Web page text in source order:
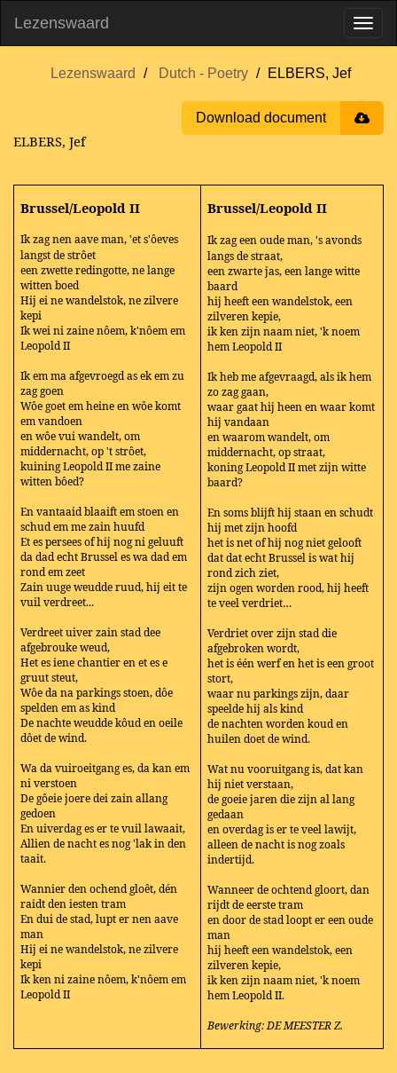
Lezenswaard
Lezenswaard Dutch - Poetry ELBERS, Jef
Download document
ELBERS, Jef
Brussel/Leopold II
Ik zag nen aave man, 'et s'ôeves
langst de strôet
een zwette redingotte, ne lange
witten boed
Hij ei ne wandelstok, ne zilvere
kepi
Ik wei ni zaine nôem, k'nôem em
Leopold II
Ik em ma afgevroegd as ek em zu
zag goen
Wôe goet em heine en wôe komt
em vandoen
en wôe vui wandelt, om
middernacht, op 't strôet,
kuining Leopold II me zaine
witten bôed?
En vantaaid blaaift em stoen en
schud em me zain huufd
Et es persees of hij nog ni geluuft
da dad echt Brussel es wa dad em
rond em zeet
Zain uuge weudde ruud, hij eit te
vuil verdreet...
Verdreet uiver zain stad dee
afgebrouke weud,
Het es iene chantier en et es e
gruut steut,
Wôe da na parkings stoen, dôe
spelden em as kind
De nachte weudde kôud en oeile
dôet de wind.
Wa da vuiroeitgang es, da kan em
ni verstoen
De gôeie joere dei zain allang
gedoen
En uiverdag es er te vuil lawaait,
Allien de nacht es nog 'lak in den
taait.
Wannier den ochend gloêt, dén
raidt den iesten tram
En dui de stad, lupt er nen aave
man
Hij ei ne wandelstok, ne zilvere
kepi
Ik ken ni zaine nôem, k'nôem em
Leopold II
Brussel/Leopold II
Ik zag een oude man, 's avonds
langs de straat,
een zwarte jas, een lange witte
baard
hij heeft een wandelstok, een
zilveren kepie,
ik ken zijn naam niet, 'k noem
hem Leopold II
Ik heb me afgevraagd, als ik hem
zo zag gaan,
waar gaat hij heen en waar komt
hij vandaan
en waarom wandelt, om
middernacht, op straat,
koning Leopold II met zijn witte
baard?
En soms blijft hij staan en schudt
hij met zijn hoofd
het is net of hij nog niet gelooft
dat dat echt Brussel is wat hij
rond zich ziet,
zijn ogen worden rood, hij heeft
te veel verdriet…
Verdriet over zijn stad die
afgebroken wordt,
het is één werf en het is een groot
stort,
waar nu parkings zijn, daar
speelde hij als kind
de nachten worden koud en
huilen doet de wind.
Wat nu vooruitgang is, dat kan
hij niet verstaan,
de goeie jaren die zijn al lang
gedaan
en overdag is er te veel lawijt,
alleen de nacht is nog zoals
indertijd.
Wanneer de ochtend gloort, dan
rijdt de eerste tram
en door de stad loopt er een oude
man
hij heeft een wandelstok, een
zilveren kepie,
ik ken zijn naam niet, 'k noem
hem Leopold II.
Bewerking: DE MEESTER Z.